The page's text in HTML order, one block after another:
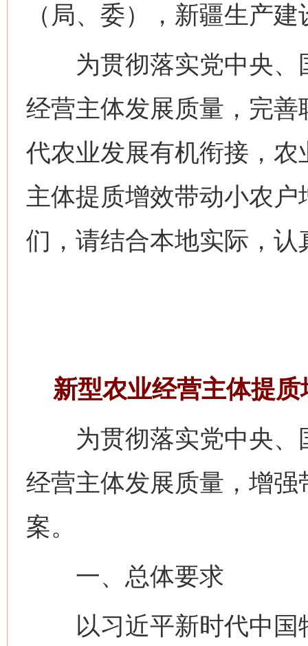
（局、委），新疆生产
为贯彻落实党中央、
经营主体发展质量，完
代农业发展有机衔接，
主体提质增效带动小农
们，请结合本地实际，认
新型农业经营主体提
为贯彻落实党中央、
经营主体发展质量，增
案。
一、总体要求
以习近平新时代中国